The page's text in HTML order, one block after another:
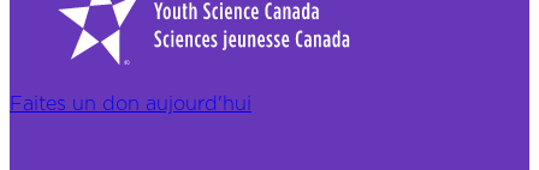
Faites un don aujourd'hui